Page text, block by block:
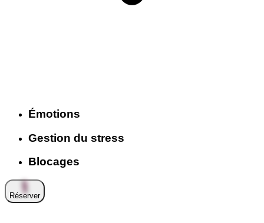
Émotions
Gestion du stress
Blocages
Réserver